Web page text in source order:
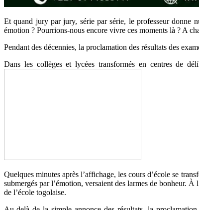
Et quand jury par jury, série par série, le professeur donne
émotion ? Pourrions-nous encore vivre ces moments là ? A
Pendant des décennies, la proclamation des résultats des
Dans les collèges et lycées transformés en centres de
Quelques minutes après l’affichage, les cours d’école se
submergés par l’émotion, versaient des larmes de bonheur.
de l’école togolaise.